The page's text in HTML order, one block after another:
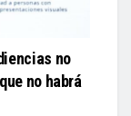
no
no habrá